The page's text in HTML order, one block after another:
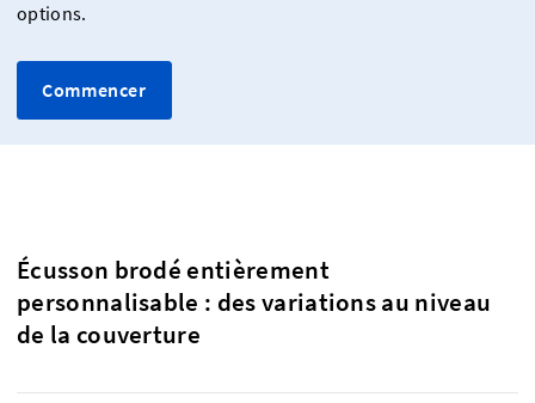
options.
Commencer
Écusson brodé entièrement
personnalisable : des variations au niveau
de la couverture